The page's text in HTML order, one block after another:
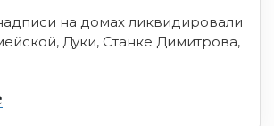
на домах ликвидировали
Дуки, Станке Димитрова,